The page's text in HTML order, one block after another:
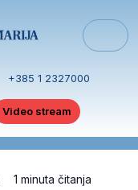
+385 1 2327000
Video stream
1 minuta čitanja